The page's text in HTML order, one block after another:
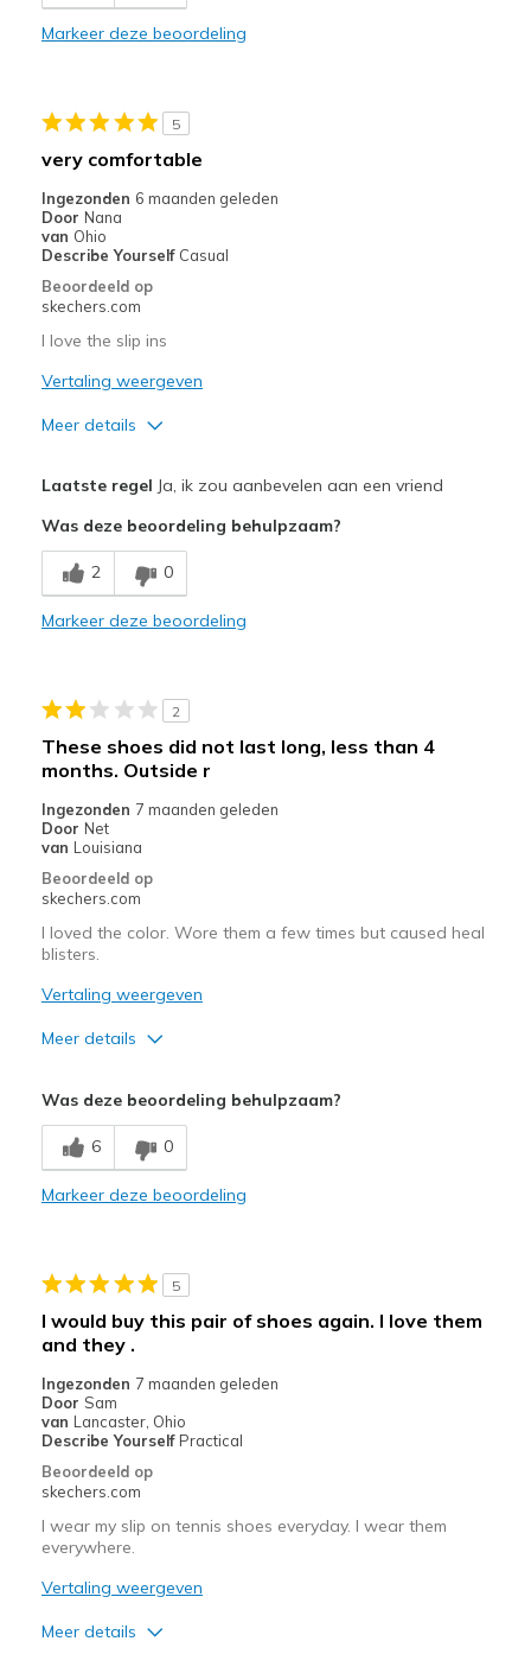
Beste toepassingen
Casual Wear
Sizing
View On Shoes
Shoes are for Wearing
Markeer deze beoordeling
5
very comfortable
Ingezonden 6 maanden geleden
Door Nana
van Ohio
Describe Yourself Casual
Beoordeeld op
skechers.com
I love the slip ins
Vertaling weergeven
Meer details
Comfortable
Stylish
Travel
Width
Feels true to width
Sizing
Feels true to size
View On Shoes
Laatste regel Ja, ik zou aanbevelen aan een vriend
Was deze beoordeling behulpzaam?
2 0
Markeer deze beoordeling
2
These shoes did not last long, less than 4
months. Outside r
Ingezonden 7 maanden geleden
Door Net
van Louisiana
Beoordeeld op
skechers.com
I loved the color. Wore them a few times but caused heal
blisters.
Vertaling weergeven
Meer details
Was deze beoordeling behulpzaam?
6 0
Markeer deze beoordeling
5
I would buy this pair of shoes again. I love them
and they .
Ingezonden 7 maanden geleden
Door Sam
van Lancaster, Ohio
Describe Yourself Practical
Beoordeeld op
skechers.com
I wear my slip on tennis shoes everyday. I wear them
everywhere.
Vertaling weergeven
Meer details